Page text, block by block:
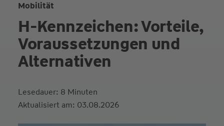
Mobilität
H-Kennzeichen: Vorteile,
Voraussetzungen und
Alternativen
Lesedauer: 8 Minuten
Aktualisiert am: 03.08.2026